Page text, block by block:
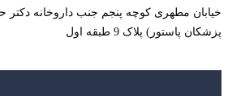
خیابان مطهری کوچه پنجم جنب داروخانه دکتر
پزشکان پاستور) پلاک 9 طبقه اول